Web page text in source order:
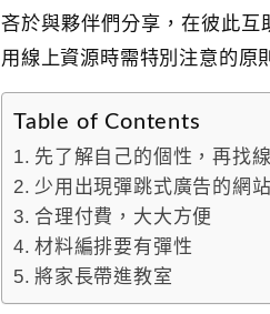
吝於與夥伴們分享，在彼此
用線上資源時需特別注意的原
Table of Contents
先了解自己的個性，再找
少用出現彈跳式廣告的網站
合理付費，大大方便
材料編排要有彈性
將家長帶進教室